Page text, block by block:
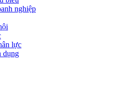
nghiệp
lực
dụng